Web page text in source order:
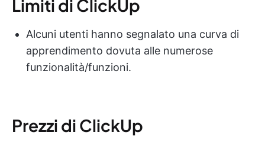
Limiti di ClickUp
Alcuni utenti hanno segnalato una curva di
apprendimento dovuta alle numerose
funzionalità/funzioni.
Prezzi di ClickUp